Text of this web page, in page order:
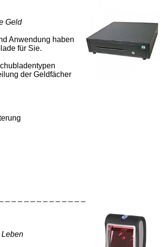
Geld
Anwendung haben
für Sie.
der Geldfächer